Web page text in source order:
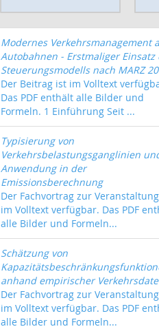
Modernes Verkehrsmanagement
Autobahnen - Erstmaliger Einsatz
Steuerungsmodells nach MARZ
Der Beitrag ist im Volltext
Das PDF enthält alle Bilder und
Formeln. 1 Einführung Seit ...
Typisierung von
Verkehrsbelastungsganglinien
Anwendung in der
Emissionsberechnung
Der Fachvortrag zur
im Volltext verfügbar. Das PDF
alle Bilder und Formeln...
Schätzung von
anhand empirischer
Der Fachvortrag zur
im Volltext verfügbar. Das PDF
alle Bilder und Formeln...